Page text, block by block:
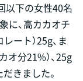
以下の女性40名
に、高カカオチ
ート）25g、ま
オ分21%）、25g
きました。